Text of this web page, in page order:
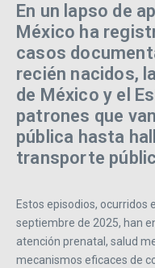
En un lapso de
México ha
casos
recién nacidos,
de México y el
patrones que
pública hasta
transporte
Estos episodios, ocurridos
septiembre de 2025, han
atención prenatal, salud
mecanismos eficaces de